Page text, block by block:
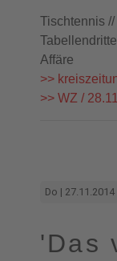
Tischtennis
Affäre
>>
>> WZ /
Do | 27.11.2014
'Das